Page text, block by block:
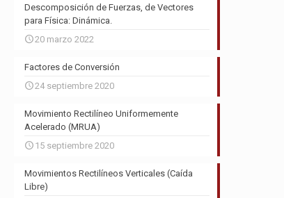
Descomposición de Fuerzas, de Vectores
para Física: Dinámica.
20 marzo 2022
Factores de Conversión
24 septiembre 2020
Movimiento Rectilíneo Uniformemente
Acelerado (MRUA)
15 septiembre 2020
Movimientos Rectilíneos Verticales (Caída
Libre)